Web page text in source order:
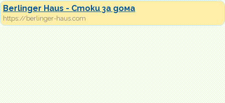
Berlinger Haus - Стоки за дома
https://berlinger-haus.com